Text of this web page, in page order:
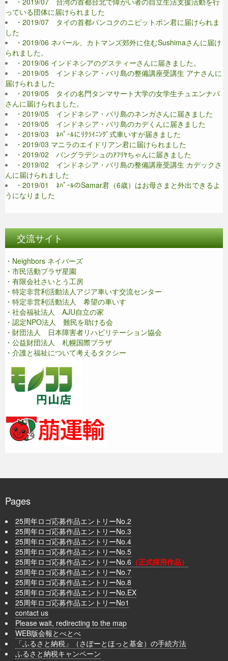
っている団体に届けられました
・2019/07 タイの首都バンコクのニピットポン君に届けられま
した
・2019/06 ネパール、カトマンズ郊外に住むSushimaさんに届け
られました。
・2019/06 インドネシアのグスティーさんに届きました。
・2019/05 インドネシア・バリ島の整備講座受講生 アナさんに
届けられました
・2019/05 タイの名門タンマサート大学の女学生チュエンナパ
さんに届けられました。
・2019/05 インドネシア・バリ島のネンガさんに届きました
・2019/05 インドネシア・バリ島のカデくんに届きました
・2019/03 ﾈﾊﾟｰﾙにﾘｸﾗｲﾆﾝｸﾞ式車いすが届きました
・2019/03 マニラのエイドリアン君に届けられました
・2019/02 バングラデシュのｱﾌﾘﾔちゃんに届きました
・2019/02 インドネシア・バリ島の整備講座受講生 カデックさ
んに届けられました
・2019/01 ﾈﾊﾟｰﾙのSamar君（6歳）はお母さまと外出できるよ
うになりました
交流サイト
・Neighbors ネイバーズ
・市民活動プラザ星園
・有限会社さいとう工房
・特定非営利活動法人アジア車いす交流センター
・特定非営利活動法人 希望の車いす
・社会福祉法人 AJU自立の家
・認定NPO法人 難民を助ける会
・財団法人 日本障害者リハビリテーション協会
・公益財団法人 札幌国際プラザ
・介護と福祉について考えるタクシー
Pages
25周年ロゴ応募作品エントリーNo.2
25周年ロゴ応募作品エントリーNo.3
25周年ロゴ応募作品エントリーNo.4
25周年ロゴ応募作品エントリーNo.5
25周年ロゴ応募作品エントリーNo.6 （正式採用作品）
25周年ロゴ応募作品エントリーNo.7
25周年ロゴ応募作品エントリーNo.8
25周年ロゴ応募作品エントリーNo.EX
25周年ロゴ応募作品エントリーNo1
contact us
Please wait, redirecting to the map
WEB版会報とべとべ
「ふるさと納税」（さぽーとほっと基金）の手続方法
ふるさと納税キャンペーン